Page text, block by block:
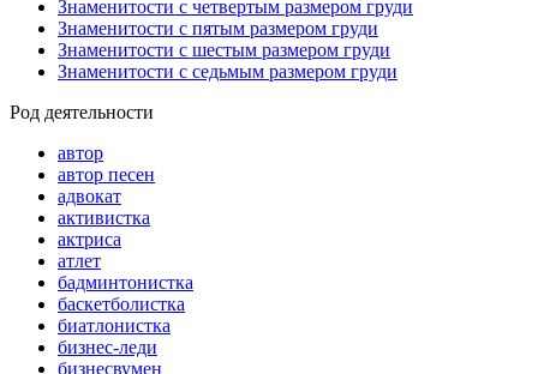
Знаменитости с четвертым размером груди
Знаменитости с пятым размером груди
Знаменитости с шестым размером груди
Знаменитости с седьмым размером груди
Род деятельности
автор
автор песен
адвокат
активистка
актриса
атлет
бадминтонистка
баскетболистка
биатлонистка
бизнес-леди
бизнесвумен